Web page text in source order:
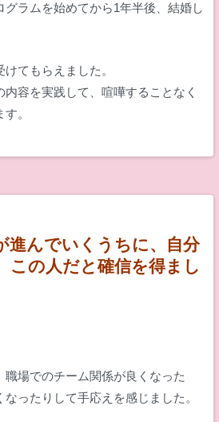
グラムを始めてから1年半後、結婚し
てもらえました。
容を実践して、喧嘩することなく
。
進んでいくうちに、自分
この人だと確信を得まし
職場でのチーム関係が良くなった
ったりして手応えを感じました。